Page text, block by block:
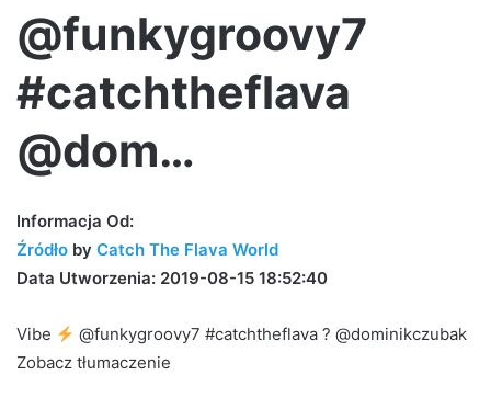
@funkygroovy7
#catchtheflava
@dom…
Informacja Od:
Źródło by Catch The Flava World
Data Utworzenia: 2019-08-15 18:52:40
Vibe
@funkygroovy7 #catchtheflava ? @dominikczubak
Zobacz tłumaczenie